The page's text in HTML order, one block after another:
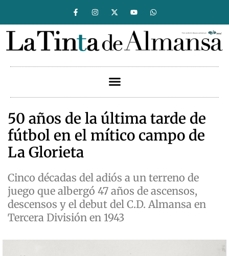
50 años de la última tarde de
fútbol en el mítico campo de
La Glorieta
Cinco décadas del adiós a un terreno de
juego que albergó 47 años de ascensos,
descensos y el debut del C.D. Almansa en
Tercera División en 1943